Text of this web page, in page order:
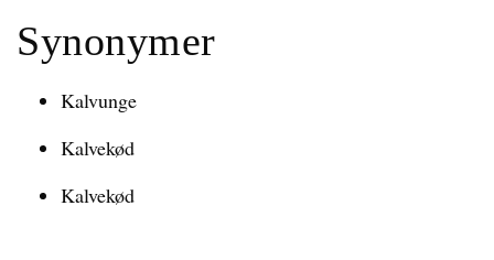
Synonymer
Kalvunge
Kalvekød
Kalvekød